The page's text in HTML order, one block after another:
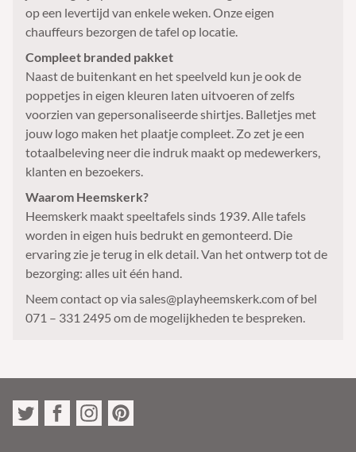
op een levertijd van enkele weken. Onze eigen
chauffeurs bezorgen de tafel op locatie.
Compleet branded pakket
Naast de buitenkant en het speelveld kun je ook de
poppetjes in eigen kleuren laten uitvoeren of zelfs
voorzien van gepersonaliseerde shirtjes. Balletjes met
jouw logo maken het plaatje compleet. Zo zet je een
totaalbeleving neer die indruk maakt op medewerkers,
klanten en bezoekers.
Waarom Heemskerk?
Heemskerk maakt speeltafels sinds 1939. Alle tafels
worden in eigen huis bedrukt en gemonteerd. Die
ervaring zie je terug in elk detail. Van het ontwerp tot de
bezorging: alles uit één hand.
Neem contact op via sales@playheemskerk.com of bel
071 – 331 2495 om de mogelijkheden te bespreken.